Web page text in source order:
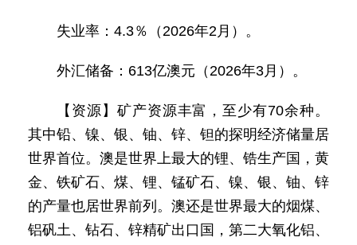
失业率：4.3％（2026年2月）。
外汇储备：613亿澳元（2026年3月）。
【资源】矿产资源丰富，至少有70余种。
其中铅、镍、银、铀、锌、钽的探明经济储量居
世界首位。澳是世界上最大的锂、锆生产国，黄
金、铁矿石、煤、锂、锰矿石、镍、银、铀、锌
的产量也居世界前列。澳还是世界最大的烟煤、
铝矾土、钻石、锌精矿出口国，第二大氧化铝、